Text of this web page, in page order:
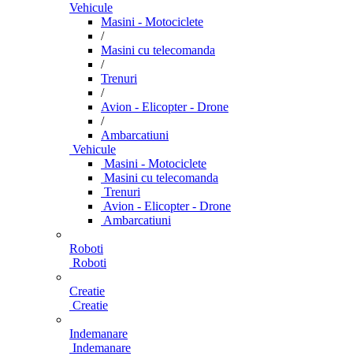
Vehicule
Masini - Motociclete
/
Masini cu telecomanda
/
Trenuri
/
Avion - Elicopter - Drone
/
Ambarcatiuni
Vehicule
Masini - Motociclete
Masini cu telecomanda
Trenuri
Avion - Elicopter - Drone
Ambarcatiuni
Roboti
Roboti
Creatie
Creatie
Indemanare
Indemanare